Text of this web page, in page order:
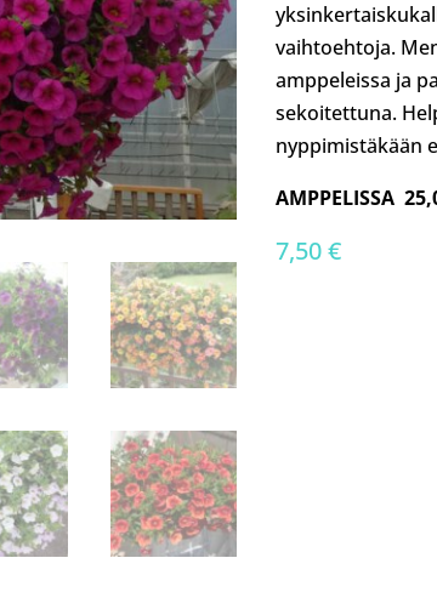
vaihtoehtoja.
amppeleissa ja
sekoitettuna.
nyppimistäkään
AMPPELISSA
7,50€